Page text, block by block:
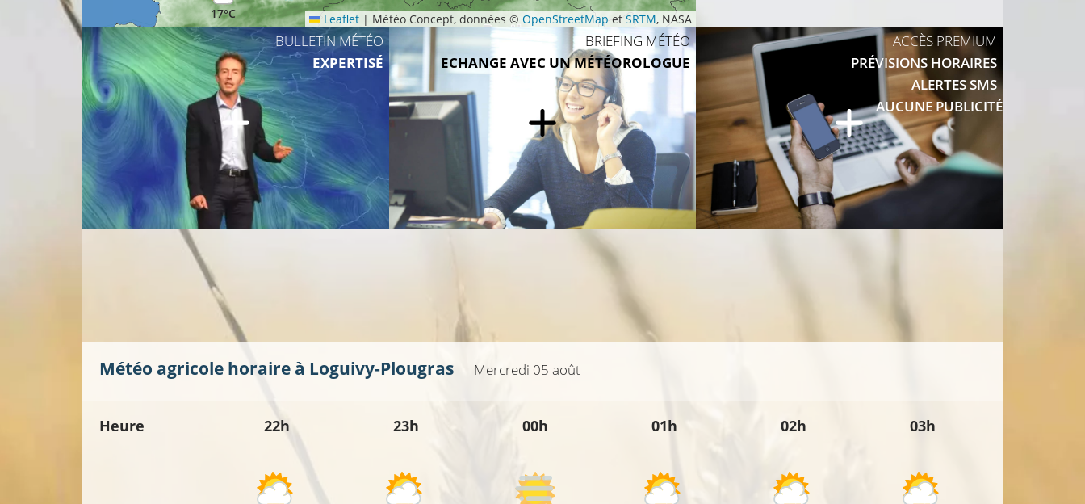
18°C
19°C
21°C
18°C
21°C
18°C
17°C
19°C
19°C
20°C
20°C
Leaflet | Météo Concept, données © OpenStreetMap et SRTM, NASA
BULLETIN MÉTÉO
EXPERTISÉ
BRIEFING MÉTÉO
ECHANGE AVEC UN MÉTÉOROLOGUE
ACCÈS PREMIUM
PRÉVISIONS HORAIRES
ALERTES SMS
AUCUNE PUBLICITÉ
Météo agricole horaire à Loguivy-Plougras Mercredi 05 août
Heure 22h 23h 00h 01h 02h 03h